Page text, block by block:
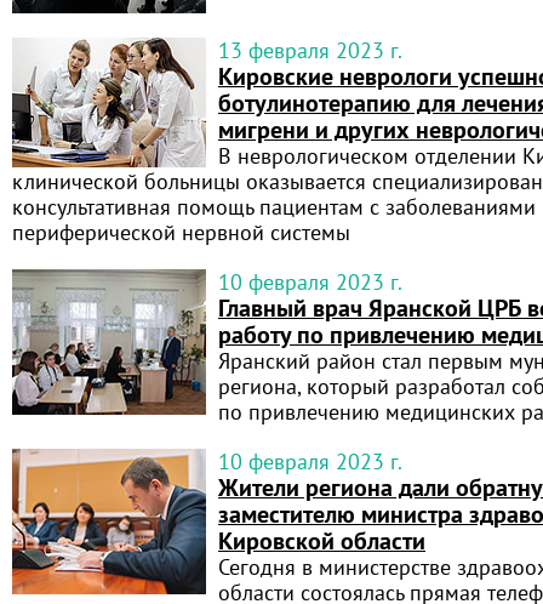
13 февраля 2023 г.
Кировские неврологи
ботулинотерапию для
мигрени и других
В неврологическом отделении
клинической больницы оказывается
консультативная помощь пациентам с
периферической нервной системы
10 февраля 2023 г.
Главный врач Яранской ЦРБ
работу по привлечению
Яранский район стал первым
региона, который разработал
по привлечению медицинских
10 февраля 2023 г.
Жители региона дали
заместителю министра
Кировской области
Сегодня в министерстве
области состоялась прямая